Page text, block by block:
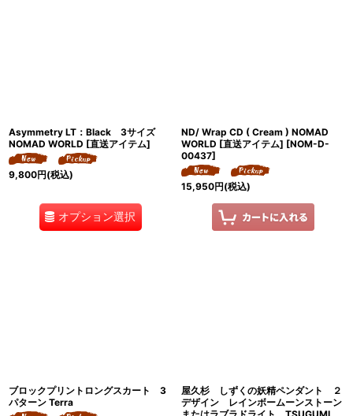
Asymmetry LT：Black 3サイズ
NOMAD WORLD [直送アイテム]
9,800円(税込)
オプション選択
ND/ Wrap CD ( Cream ) NOMAD
WORLD [直送アイテム] [NOM-D-
00437]
15,950円(税込)
ブロックプリントロングスカート 3
パターン Terra
屋久杉 しずくの妖精ペンダント ２
デザイン レインボームーンストーン